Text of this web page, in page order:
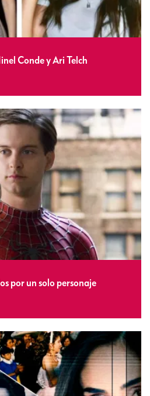
Conde y Ari Telch
por un solo personaje